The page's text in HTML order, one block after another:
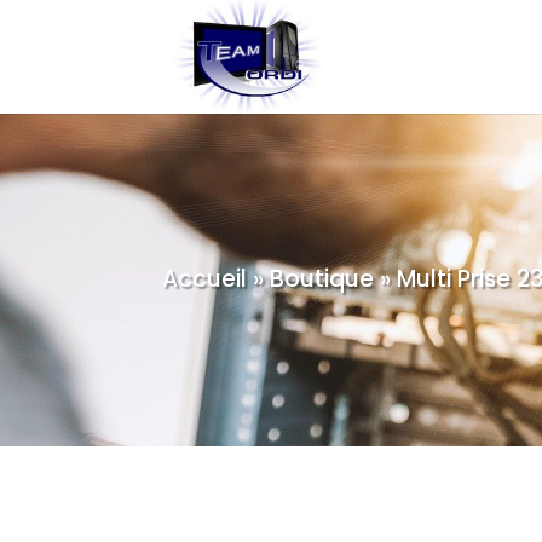
Accueil»Boutique»Multi Prise